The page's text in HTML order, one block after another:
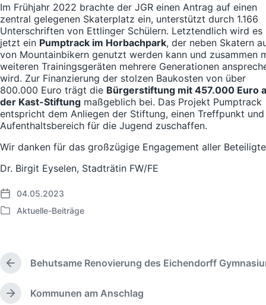
Im Frühjahr 2022 brachte der JGR einen Antrag auf einen
zentral gelegenen Skaterplatz ein, unterstützt durch 1.166
Unterschriften von Ettlinger Schülern. Letztendlich wird es
jetzt ein Pumptrack im Horbachpark, der neben Skatern
von Mountainbikern genutzt werden kann und zusammen
weiteren Trainingsgeräten mehrere Generationen
wird. Zur Finanzierung der stolzen Baukosten von über
800.000 Euro trägt die Bürgerstiftung mit 457.000 Euro
der Kast-Stiftung maßgeblich bei. Das Projekt Pumptrack
entspricht dem Anliegen der Stiftung, einen Treffpunkt und
Aufenthaltsbereich für die Jugend zuschaffen.
Wir danken für das großzügige Engagement aller
Dr. Birgit Eyselen, Stadträtin FW/FE
Veröffentlichungsdatum
04.05.2023
Veröffentlicht
Aktuelle-Beiträge
Vorheriger
Beitrag:
Behutsame Renovierung des Eichendorff
NächsterKommunen am Anschlag